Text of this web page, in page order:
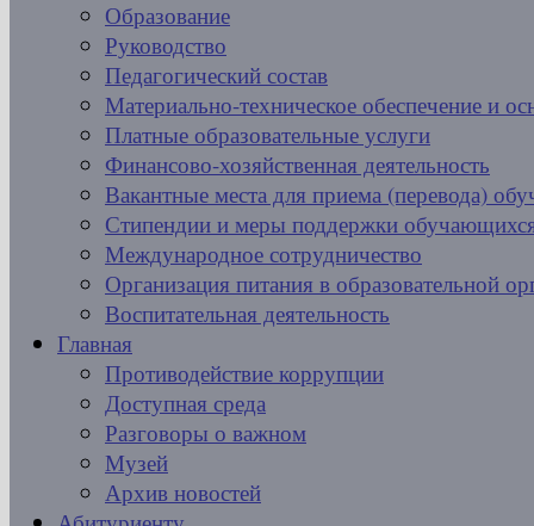
Образование
Руководство
Педагогический состав
Материально-техническое обеспечение и
Платные образовательные услуги
Финансово-хозяйственная деятельность
Вакантные места для приема (перевода)
Стипендии и меры поддержки
Международное сотрудничество
Организация питания в образовательной
Воспитательная деятельность
Главная
Противодействие коррупции
Доступная среда
Разговоры о важном
Музей
Архив новостей